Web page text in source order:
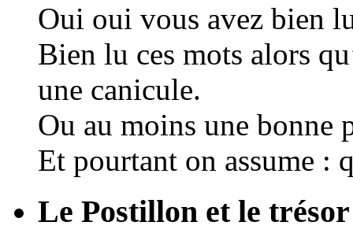
Oui oui vous avez bien
Bien lu ces mots alors
une canicule.
Ou au moins une bonne
Et pourtant on assume :
Le Postillon et le